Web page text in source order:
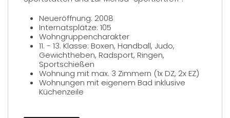
Neueröffnung: 2008
Internatsplätze: 105
Wohngruppencharakter
11. - 13. Klasse: Boxen, Handball, Judo,
Gewichtheben, Radsport, Ringen,
Sportschießen
Wohnung mit max. 3 Zimmern (1x DZ, 2x EZ)
Wohnungen mit eigenem Bad inklusive
Küchenzeile